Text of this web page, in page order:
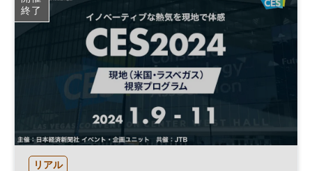
フードテック
終了
リアル